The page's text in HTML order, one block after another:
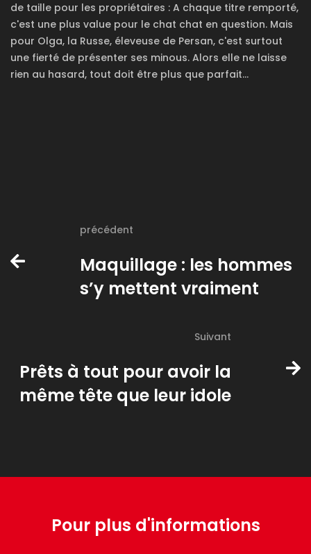
de taille pour les propriétaires : A chaque titre remporté,
c'est une plus value pour le chat chat en question. Mais
pour Olga, la Russe, éleveuse de Persan, c'est surtout
une fierté de présenter ses minous. Alors elle ne laisse
rien au hasard, tout doit être plus que parfait...
précédent
Maquillage : les hommes
s’y mettent vraiment
Suivant
Prêts à tout pour avoir la
même tête que leur idole
Pour plus d'informations